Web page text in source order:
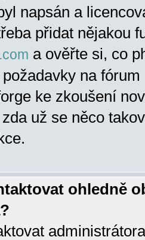
napsán a
přidat nějakou
a ověřte si, co
na
ke zkoušení
už se něco
ohledně